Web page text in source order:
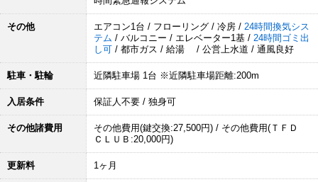
その他 エアコン1台 / フローリング / 冷房 / 24時間換気シス
テム / バルコニー / エレベーター1基 / 24時間ゴミ出
し可 / 都市ガス / 給湯 / 公営上水道 / 通風良好
駐車・駐輪 近隣駐車場 1台 ※近隣駐車場距離:200m
入居条件 保証人不要 / 独身可
その他諸費用
その他費用(鍵交換:27,500円) / その他費用(ＴＦＤ
ＣＬＵＢ:20,000円)
更新料 1ヶ月